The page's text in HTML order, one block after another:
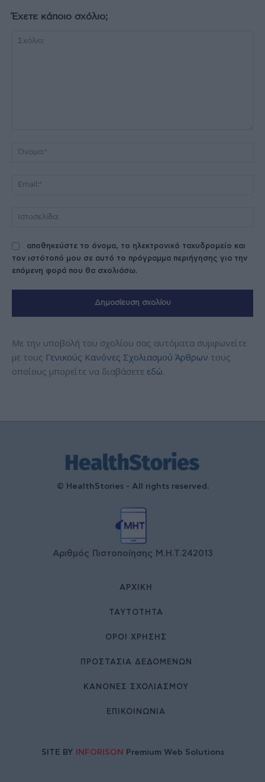
Έχετε κάποιο σχόλιο;
αποθηκεύστε το όνομα, το ηλεκτρονικό ταχυδρομείο και
τον ιστότοπό μου σε αυτό το πρόγραμμα περιήγησης για την
επόμενη φορά που θα σχολιάσω.
Με την υποβολή του σχολίου σας αυτόματα συμφωνείτε
με τους Γενικούς Κανόνες Σχολιασμού Άρθρων τους
οποίους μπορείτε να διαβάσετε εδώ.
© HealthStories - All rights reserved.
Αριθμός Πιστοποίησης Μ.Η.Τ.242013
ΑΡΧΙΚΉ
ΤΑΥΤΌΤΗΤΑ
ΌΡΟΙ ΧΡΉΣΗΣ
ΠΡΟΣΤΑΣΙΑ ΔΕΔΟΜΕΝΩΝ
ΚΑΝΟΝΕΣ ΣΧΟΛΙΑΣΜΟΥ
ΕΠΙΚΟΙΝΩΝΊΑ
SITE BY INFORISON Premium Web Solutions